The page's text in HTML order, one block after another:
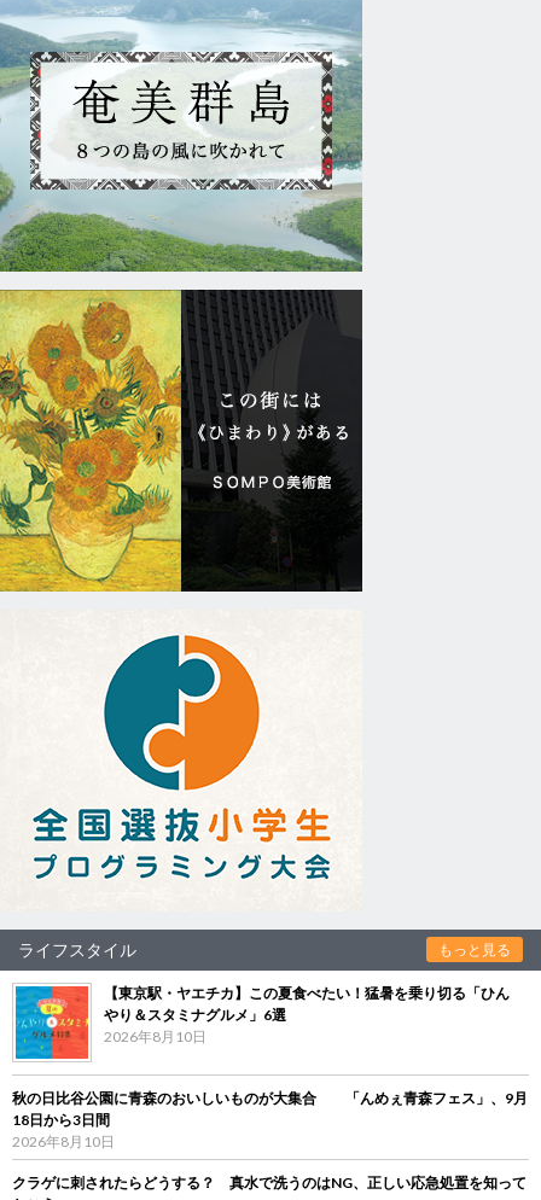
ライフスタイル もっと見る
【東京駅・ヤエチカ】この夏食べたい！猛暑を乗り切る「ひん
やり＆スタミナグルメ」6選
2026年8月10日
秋の日比谷公園に青森のおいしいものが大集合 「んめぇ青森フェス」、9月
18日から3日間
2026年8月10日
クラゲに刺されたらどうする？ 真水で洗うのはNG、正しい応急処置を知って